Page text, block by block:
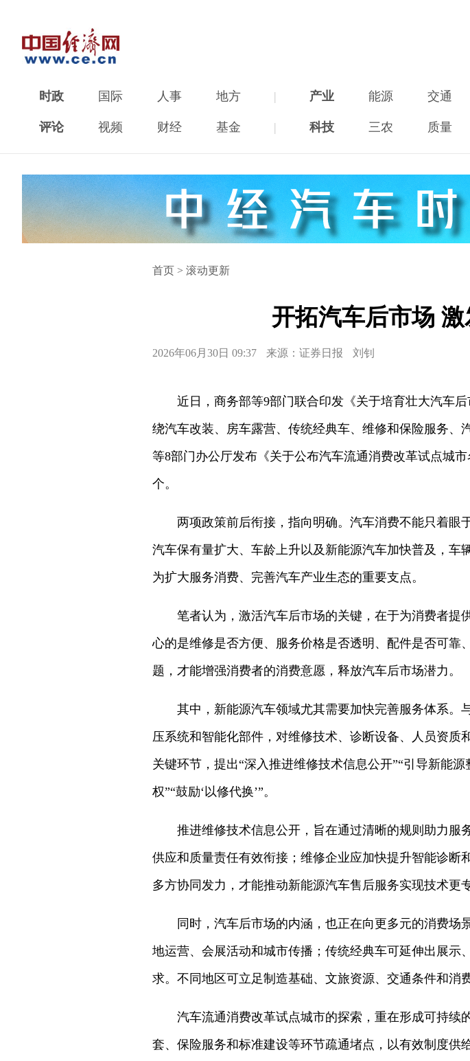
时政 国际 人事 地方 | 产业 能源 交通
评论 视频 财经 基金 | 科技 三农 质量
首页 > 滚动更新
开拓汽车后市场
2026年06月30日 09:37 来源：证券日报 刘钊
近日，商务部等9部门联合印发《关于培育壮大汽车
绕汽车改装、房车露营、传统经典车、维修和保险服务、
等8部门办公厅发布《关于公布汽车流通消费改革试点城
个。
两项政策前后衔接，指向明确。汽车消费不能只着
汽车保有量扩大、车龄上升以及新能源汽车加快普及，
为扩大服务消费、完善汽车产业生态的重要支点。
笔者认为，激活汽车后市场的关键，在于为消费者提
心的是维修是否方便、服务价格是否透明、配件是否可靠
题，才能增强消费者的消费意愿，释放汽车后市场潜力。
其中，新能源汽车领域尤其需要加快完善服务体系。
压系统和智能化部件，对维修技术、诊断设备、人员资
关键环节，提出“深入推进维修技术信息公开”“引导新能
权”“鼓励‘以修代换’”。
推进维修技术信息公开，旨在通过清晰的规则助力
供应和质量责任有效衔接；维修企业应加快提升智能诊断
多方协同发力，才能推动新能源汽车售后服务实现技术更
同时，汽车后市场的内涵，也正在向更多元的消费
地运营、会展活动和城市传播；传统经典车可延伸出展
求。不同地区可立足制造基础、文旅资源、交通条件和消
汽车流通消费改革试点城市的探索，重在形成可持
套、保险服务和标准建设等环节疏通堵点，以有效制度